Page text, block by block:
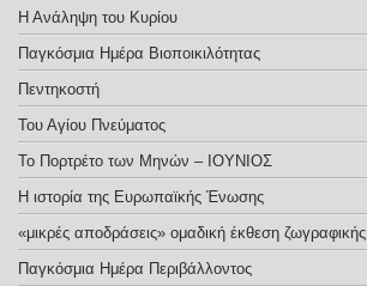
Η Ανάληψη του Κυρίου
Παγκόσμια Ημέρα Βιοποικιλότητας
Πεντηκοστή
Του Αγίου Πνεύματος
Το Πορτρέτο των Μηνών – ΙΟΥΝΙΟΣ
Η ιστορία της Ευρωπαϊκής Ένωσης
«μικρές αποδράσεις» ομαδική έκθεση ζωγραφικής
Παγκόσμια Ημέρα Περιβάλλοντος